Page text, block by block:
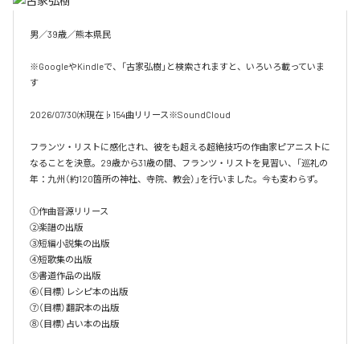
男／39歳／熊本県民
※GoogleやKindleで、「古家弘樹」と検索されますと、いろいろ載っていま
す
2026/07/30㈭現在♭154曲リリース※SoundCloud
フランツ・リストに感化され、彼をも超える超絶技巧の作曲家ピアニストに
なることを決意。29歳から31歳の間、フランツ・リストを見習い、「巡礼の
年：九州（約120箇所の神社、寺院、教会）」を行いました。今も変わらず。
①作曲音源リリース
②楽譜の出版
③短編小説集の出版
④短歌集の出版
⑤書道作品の出版
⑥（目標）レシピ本の出版
⑦（目標）翻訳本の出版
⑧（目標）占い本の出版